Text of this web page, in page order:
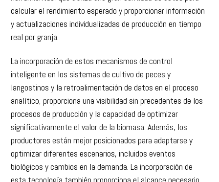
calcular el rendimiento esperado y proporcionar información
y actualizaciones individualizadas de producción en tiempo
real por granja.
La incorporación de estos mecanismos de control
inteligente en los sistemas de cultivo de peces y
langostinos y la retroalimentación de datos en el proceso
analítico, proporciona una visibilidad sin precedentes de los
procesos de producción y la capacidad de optimizar
significativamente el valor de la biomasa. Además, los
productores están mejor posicionados para adaptarse y
optimizar diferentes escenarios, incluidos eventos
biológicos y cambios en la demanda. La incorporación de